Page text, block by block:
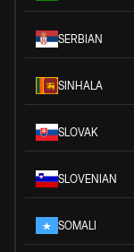
SERBIAN
SINHALA
SLOVAK
SLOVENIAN
SOMALI